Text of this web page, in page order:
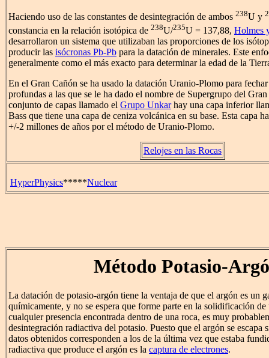
Haciendo uso de las constantes de desintegración de ambos 238U y
constancia en la relación isotópica de 238U/235U = 137,88, Holmes
desarrollaron un sistema que utilizaban las proporciones de los
producir las isócronas Pb-Pb para la datación de minerales. Este
generalmente como el más exacto para determinar la edad de la
En el Gran Cañón se ha usado la datación Uranio-Plomo para
profundas a las que se le ha dado el nombre de Supergrupo del
conjunto de capas llamado el Grupo Unkarhay una capa inferior
Bass que tiene una capa de ceniza volcánica en su base. Esta capa
+/-2 millones de años por el método de Uranio-Plomo.
Relojes en las Rocas
HyperPhysics*****Nuclear
Método Potasio-
La datación de potasio-argón tiene la ventaja de que el argón es un
químicamente, y no se espera que forme parte en la solidificación
cualquier presencia encontrada dentro de una roca, es muy
desintegración radiactiva del potasio. Puesto que el argón se escapa
datos obtenidos corresponden a los de la última vez que estaba
radiactiva que produce el argón es la captura de electrones.